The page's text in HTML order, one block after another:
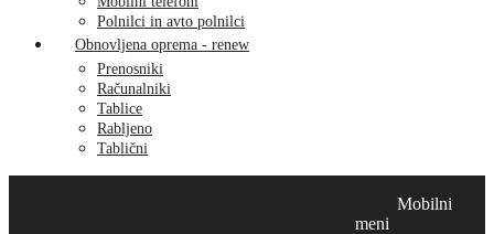
Polnilci in avto polnilci
Obnovljena oprema - renew
Prenosniki
Računalniki
Tablice
Rabljeno
Tablični
Mobilni
meni